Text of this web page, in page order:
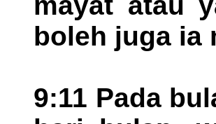
boleh juga ia
9:11 Pada